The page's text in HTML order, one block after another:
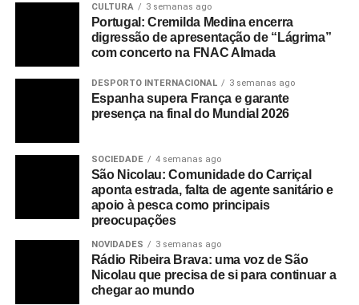
CULTURA 3 semanas ago
Portugal: Cremilda Medina encerra
digressão de apresentação de “Lágrima”
com concerto na FNAC Almada
DESPORTO INTERNACIONAL 3 semanas ago
Espanha supera França e garante
presença na final do Mundial 2026
SOCIEDADE 4 semanas ago
São Nicolau: Comunidade do Carriçal
aponta estrada, falta de agente sanitário e
apoio à pesca como principais
preocupações
NOVIDADES 3 semanas ago
Rádio Ribeira Brava: uma voz de São
Nicolau que precisa de si para continuar a
chegar ao mundo